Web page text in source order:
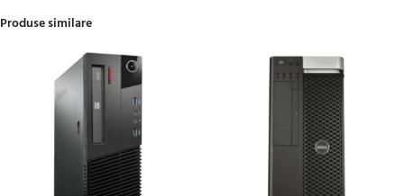
Produse similare